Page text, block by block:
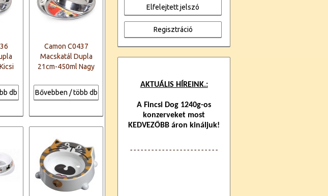
db
Camon C0437
Macskatál Dupla
21cm-450ml Nagy
Bővebben / több db
AKTUÁLIS HÍREINK.:
A Fincsi Dog 1240g-os
konzerveket most
KEDVEZŐBB áron kináljuk!
- - - - - - - - - - - - -- - - - - - - - - - - -